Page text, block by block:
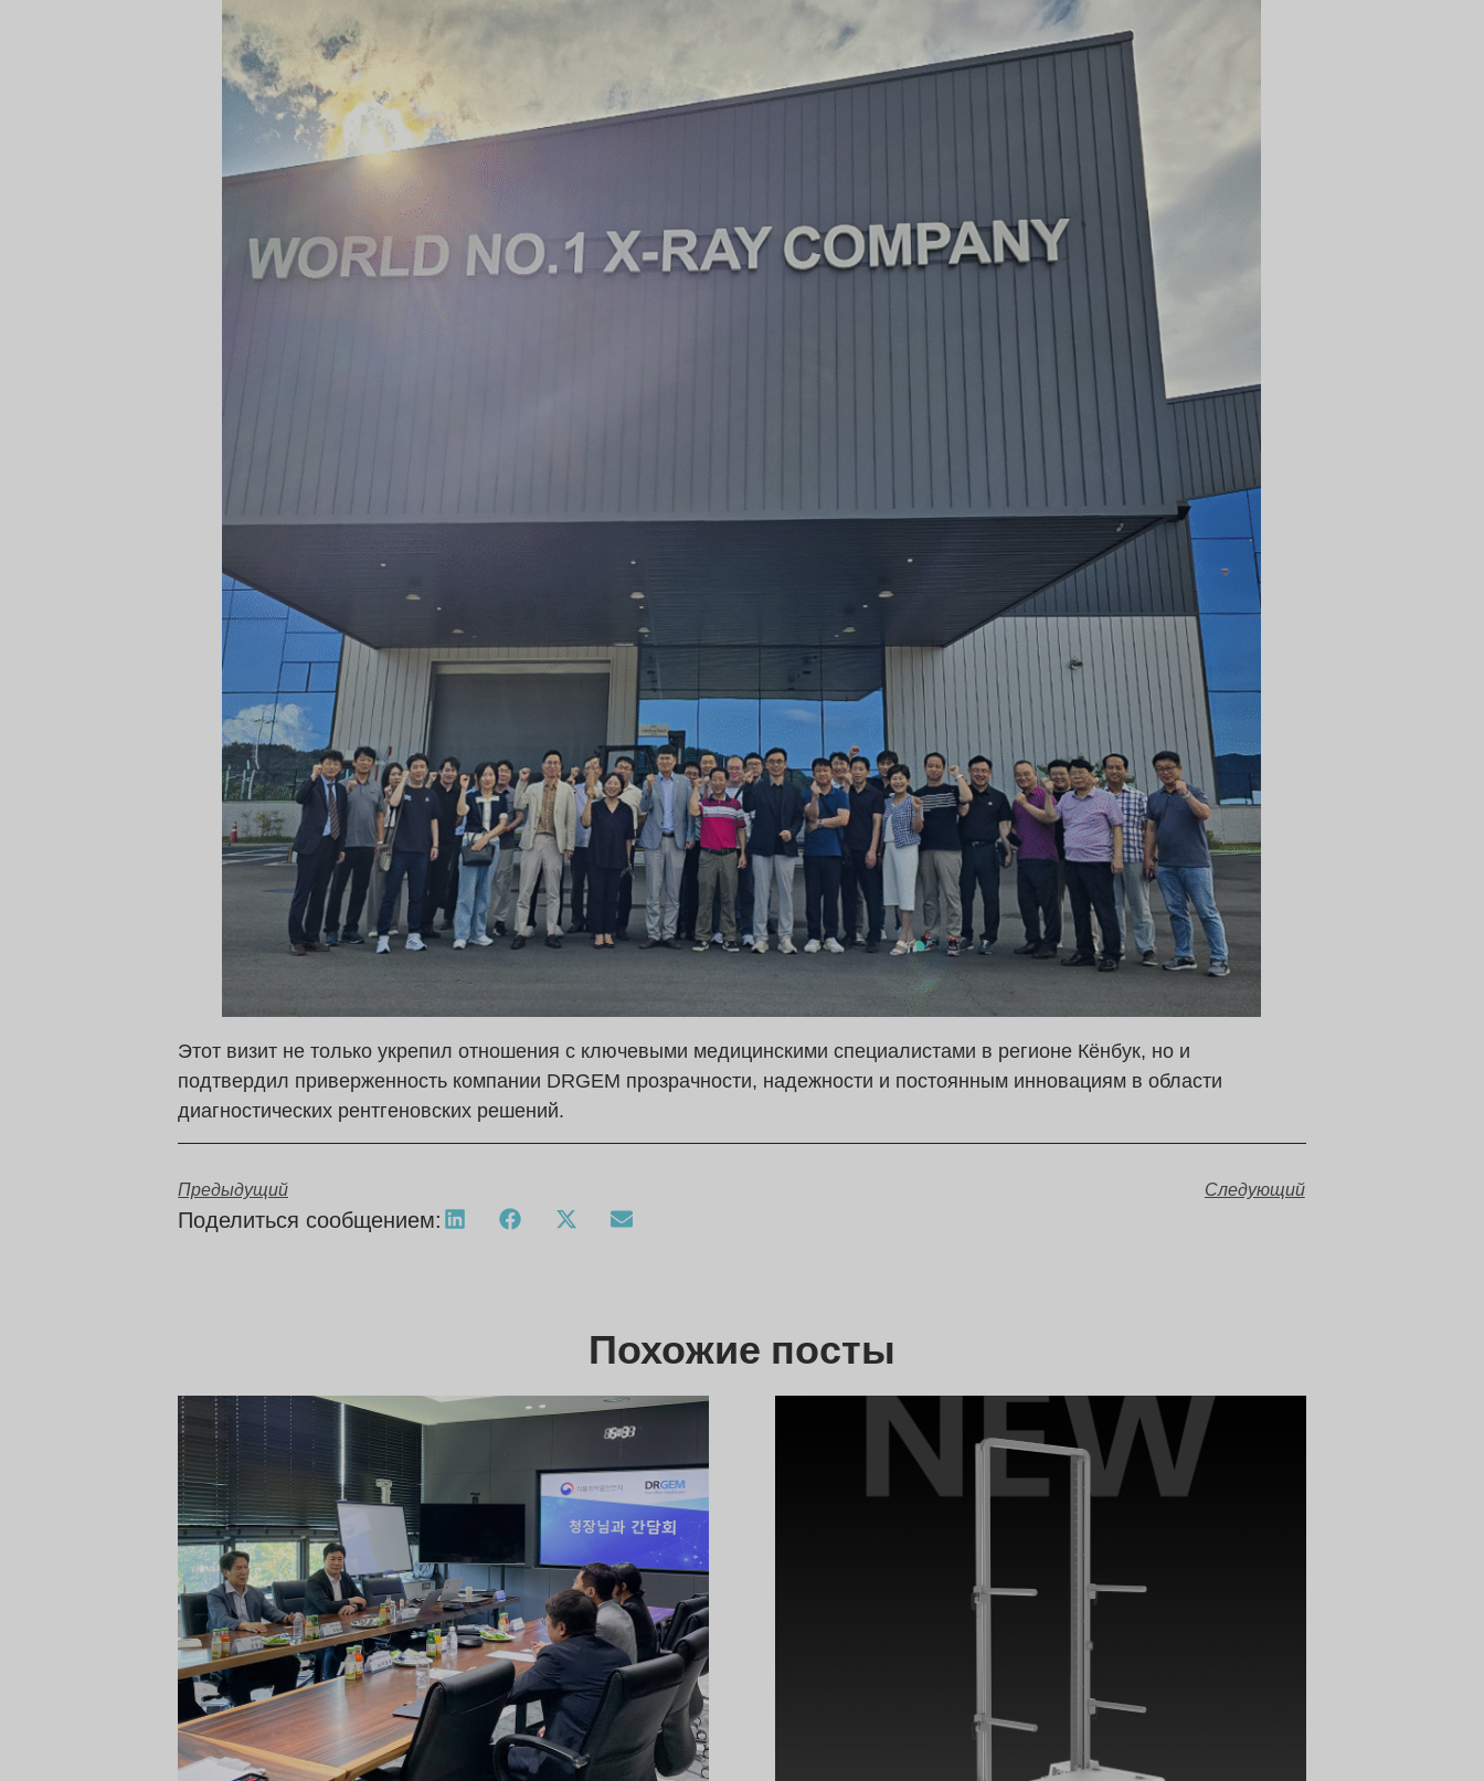
Этот визит не только укрепил отношения с ключевыми медицинскими специалистами в регионе Кёнбук, но и
подтвердил приверженность компании DRGEM прозрачности, надежности и постоянным инновациям в области
диагностических рентгеновских решений.
Предыдущий Следующий
Поделиться сообщением:
Похожие посты